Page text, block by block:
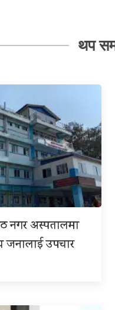
थप
नगर अस्पतालमा
उपचार